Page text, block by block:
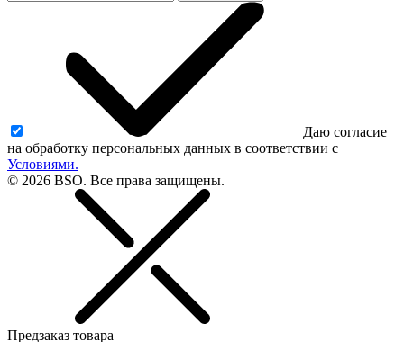
Даю согласие
на обработку персональных данных в соответствии с
Условиями.
© 2026 BSO. Все права защищены.
Предзаказ товара